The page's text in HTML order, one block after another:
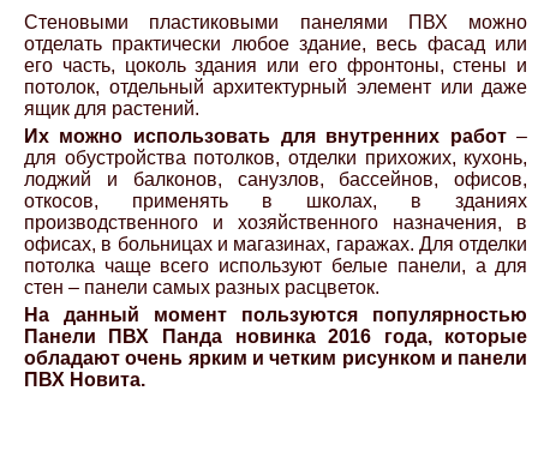
Стеновыми пластиковыми панелями ПВХ можно
отделать практически любое здание, весь фасад или
его часть, цоколь здания или его фронтоны, стены и
потолок, отдельный архитектурный элемент или даже
ящик для растений.
Их можно использовать для внутренних работ–
для обустройства потолков, отделки прихожих, кухонь,
лоджий и балконов, санузлов, бассейнов, офисов,
откосов, применять в школах, в зданиях
производственного и хозяйственного назначения, в
офисах, в больницах и магазинах, гаражах. Для отделки
потолка чаще всего используют белые панели, а для
стен – панели самых разных расцветок.
На данный момент пользуются популярностью
Панели ПВХ Панда новинка 2016 года, которые
обладают очень ярким и четким рисунком и панели
ПВХ Новита.